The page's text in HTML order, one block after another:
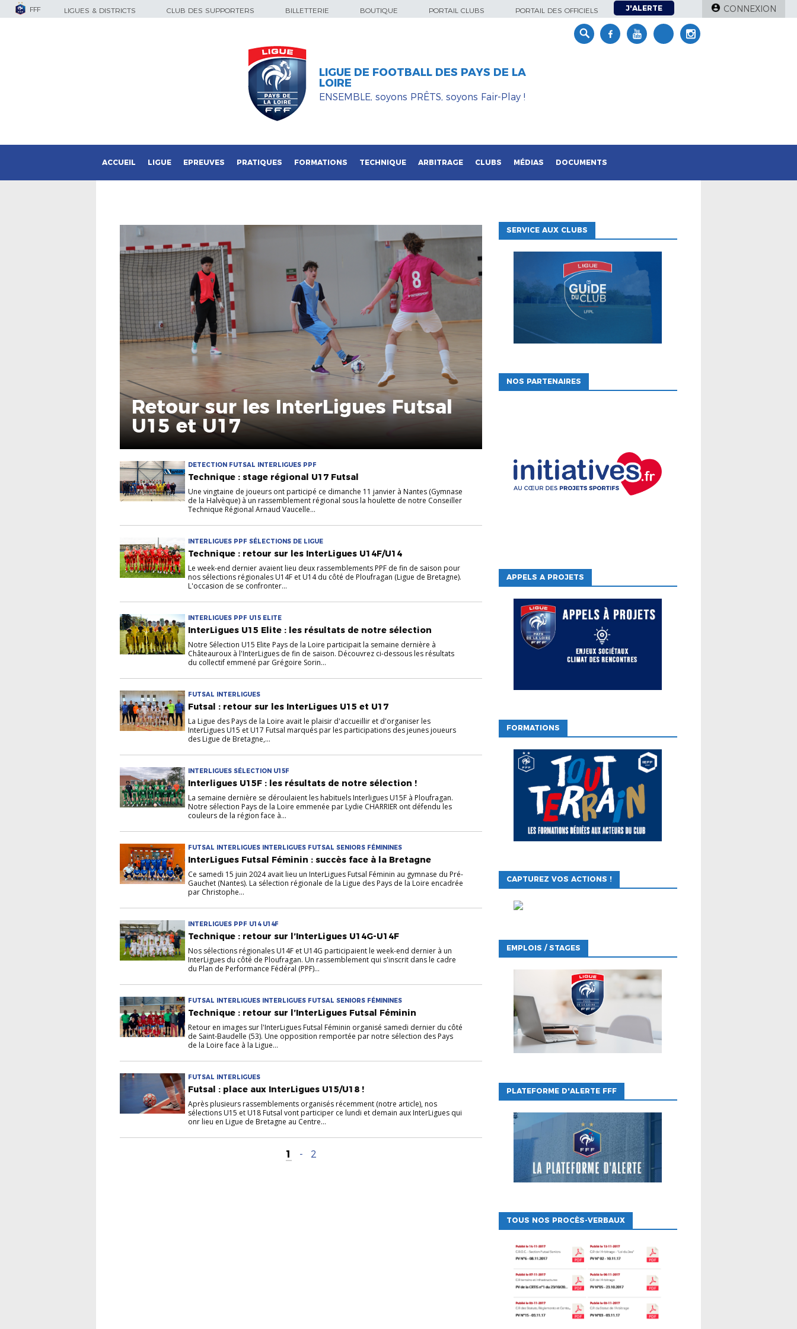
FFF LIGUES & DISTRICTS CLUB DES SUPPORTERS BILLETTERIE BOUTIQUE PORTAIL CLUBS PORTAIL DES OFFICIELS J'ALERTE CONNEXION
LIGUE DE FOOTBALL DES PAYS DE LA
LOIRE
ENSEMBLE, soyons PRÊTS, soyons Fair-Play !
ACCUEIL LIGUE EPREUVES PRATIQUES FORMATIONS TECHNIQUE ARBITRAGE CLUBS MÉDIAS DOCUMENTS
Retour sur les InterLigues Futsal
U15 et U17
DETECTION FUTSAL INTERLIGUES PPF
Technique : stage régional U17 Futsal
Une vingtaine de joueurs ont participé ce dimanche 11 janvier à Nantes (Gymnase
de la Halvèque) à un rassemblement régional sous la houlette de notre Conseiller
Technique Régional Arnaud Vaucelle...
INTERLIGUES PPF SÉLECTIONS DE LIGUE
Technique : retour sur les InterLigues U14F/U14
Le week-end dernier avaient lieu deux rassemblements PPF de fin de saison pour
nos sélections régionales U14F et U14 du côté de Ploufragan (Ligue de Bretagne).
L'occasion de se confronter...
INTERLIGUES PPF U15 ELITE
InterLigues U15 Elite : les résultats de notre sélection
Notre Sélection U15 Elite Pays de la Loire participait la semaine dernière à
Châteauroux à l'InterLigues de fin de saison. Découvrez ci-dessous les résultats
du collectif emmené par Grégoire Sorin...
FUTSAL INTERLIGUES
Futsal : retour sur les InterLigues U15 et U17
La Ligue des Pays de la Loire avait le plaisir d'accueillir et d'organiser les
InterLigues U15 et U17 Futsal marqués par les participations des jeunes joueurs
des Ligue de Bretagne,...
INTERLIGUES SÉLECTION U15F
Interligues U15F : les résultats de notre sélection !
La semaine dernière se déroulaient les habituels Interligues U15F à Ploufragan.
Notre sélection Pays de la Loire emmenée par Lydie CHARRIER ont défendu les
couleurs de la région face à...
FUTSAL INTERLIGUES INTERLIGUES FUTSAL SENIORS FÉMININES
InterLigues Futsal Féminin : succès face à la Bretagne
Ce samedi 15 juin 2024 avait lieu un InterLigues Futsal Féminin au gymnase du Pré-
Gauchet (Nantes). La sélection régionale de la Ligue des Pays de la Loire encadrée
par Christophe...
INTERLIGUES PPF U14 U14F
Technique : retour sur l’InterLigues U14G-U14F
Nos sélections régionales U14F et U14G participaient le week-end dernier à un
InterLigues du côté de Ploufragan. Un rassemblement qui s'inscrit dans le cadre
du Plan de Performance Fédéral (PPF)...
FUTSAL INTERLIGUES INTERLIGUES FUTSAL SENIORS FÉMININES
Technique : retour sur l’InterLigues Futsal Féminin
Retour en images sur l'InterLigues Futsal Féminin organisé samedi dernier du côté
de Saint-Baudelle (53). Une opposition remportée par notre sélection des Pays
de la Loire face à la Ligue...
FUTSAL INTERLIGUES
Futsal : place aux InterLigues U15/U18 !
Après plusieurs rassemblements organisés récemment (notre article), nos
sélections U15 et U18 Futsal vont participer ce lundi et demain aux InterLigues qui
onr lieu en Ligue de Bretagne au Centre...
1 - 2
SERVICE AUX CLUBS
NOS PARTENAIRES
APPELS A PROJETS
FORMATIONS
CAPTUREZ VOS ACTIONS !
EMPLOIS / STAGES
PLATEFORME D'ALERTE FFF
TOUS NOS PROCÈS-VERBAUX